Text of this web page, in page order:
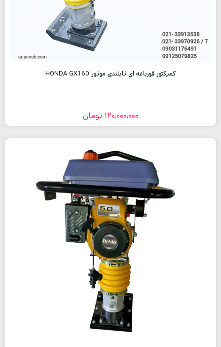
کمپکتور قورباغه ای تایلندی موتور HONDA GX160
120,000,000 تومان